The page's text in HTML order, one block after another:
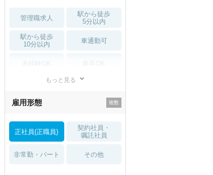
管理職求人
駅から徒歩
5分以内
駅から徒歩
10分以内
車通勤可
住宅手当・補助
土日祝休 無資格 OK
積極採用中 WEB面接OK
もっと見る
雇用形態
正社員(正職員)
契約社員・
嘱託社員
非常勤・パート その他